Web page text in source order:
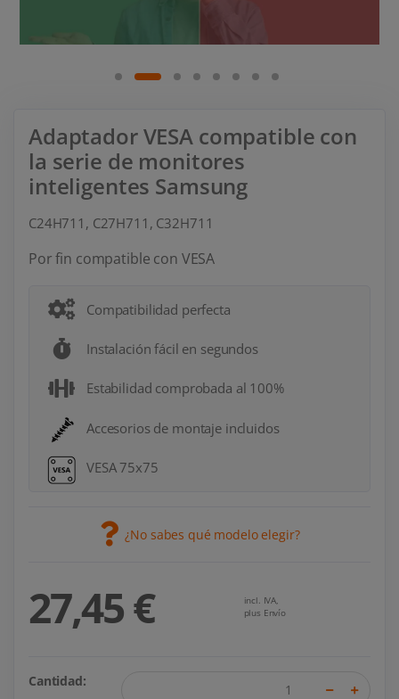
Adaptador VESA compatible con
la serie de monitores
inteligentes Samsung
C24H711, C27H711, C32H711
Por fin compatible con VESA
Compatibilidad perfecta
Instalación fácil en segundos
Estabilidad comprobada al 100%
Accesorios de montaje incluidos
VESA 75x75
¿No sabes qué modelo elegir?
27,45 €
incl. IVA,
plus Envío
Cantidad: